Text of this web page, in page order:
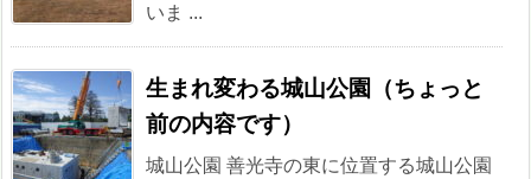
いま ...
生まれ変わる城山公園（ちょっと
前の内容です）
城山公園 善光寺の東に位置する城山公園